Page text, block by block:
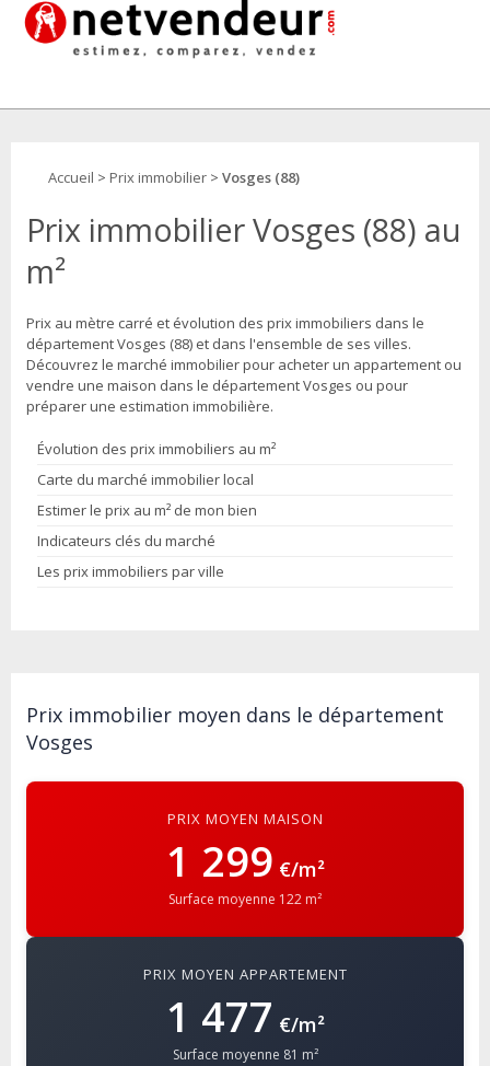
Accueil > Prix immobilier > Vosges (88)
Prix immobilier Vosges (88) au
m²
Prix au mètre carré et évolution des prix immobiliers dans le
département Vosges (88) et dans l'ensemble de ses villes.
Découvrez le marché immobilier pour acheter un appartement ou
vendre une maison dans le département Vosges ou pour
préparer une estimation immobilière.
Évolution des prix immobiliers au m²
Carte du marché immobilier local
Estimer le prix au m² de mon bien
Indicateurs clés du marché
Les prix immobiliers par ville
Prix immobilier moyen dans le département
Vosges
PRIX MOYEN MAISON
1 299 €/m²
Surface moyenne 122 m²
PRIX MOYEN APPARTEMENT
1 477 €/m²
Surface moyenne 81 m²